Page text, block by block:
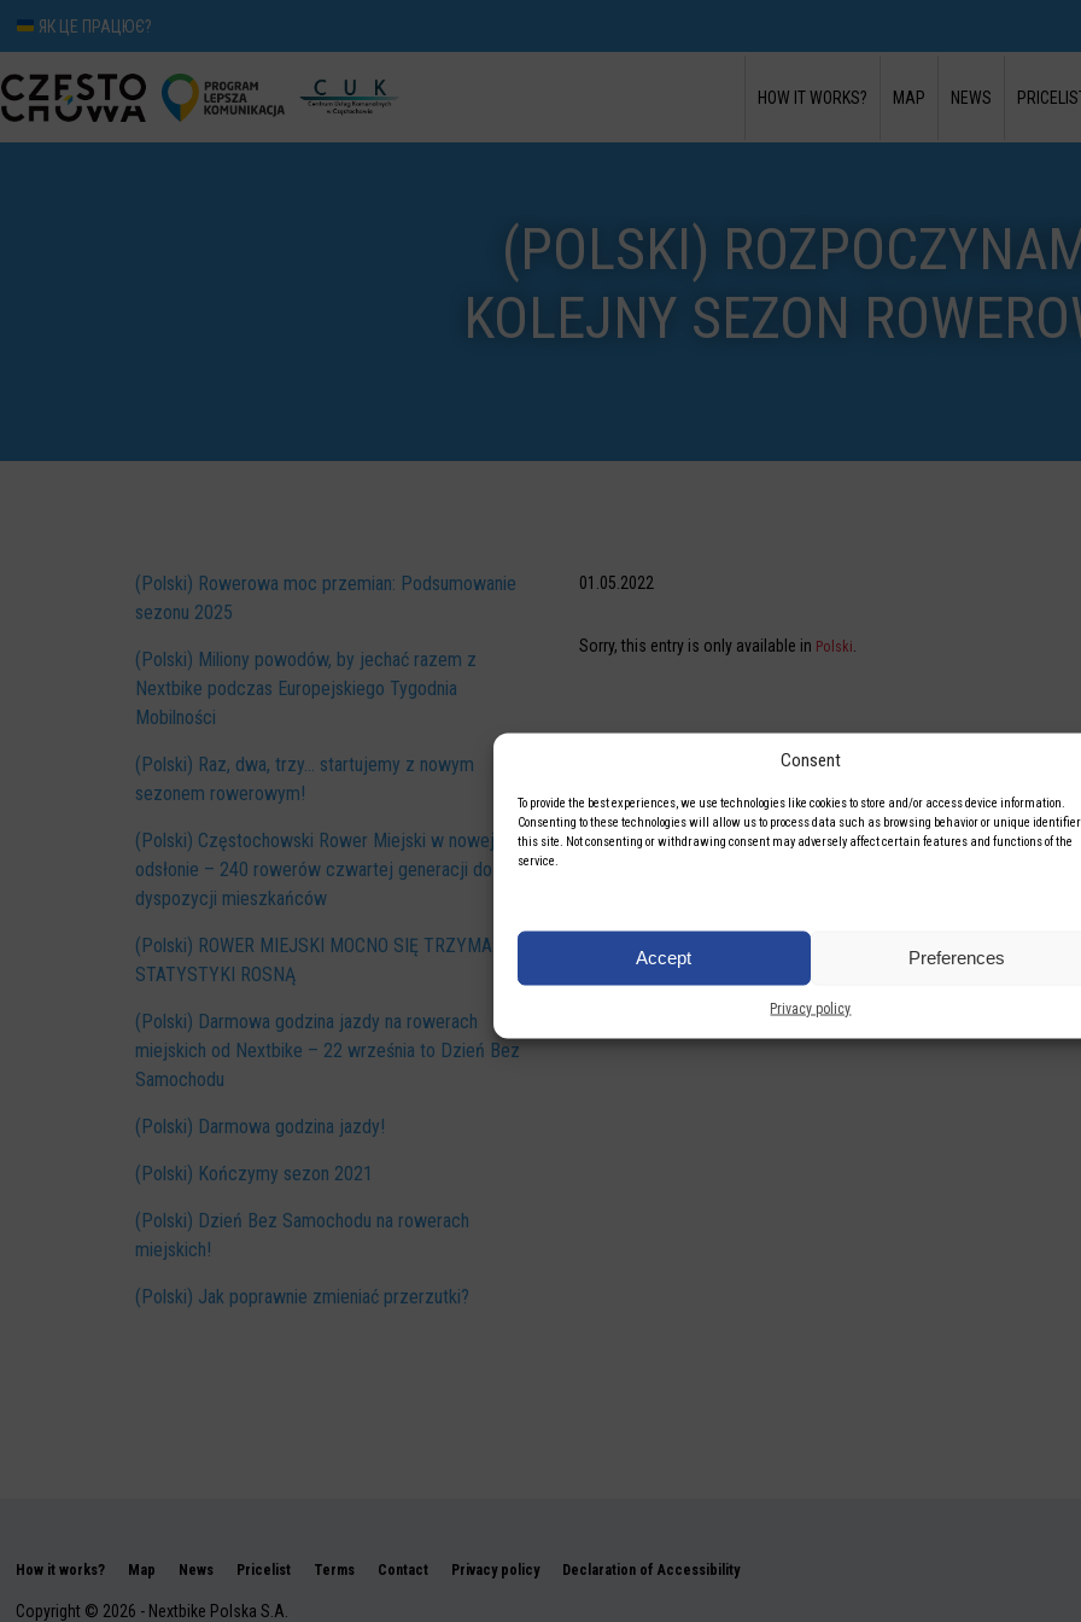
Consent
To provide the best experiences, we use technologies like cookies to store and/or access device information.
Consenting to these technologies will allow us to process data such as browsing behavior or unique
this site. Not consenting or withdrawing consent may adversely affect certain features and functions of the
service.
Accept Preferences
Privacy policy
ЯК ЦЕ ПРАЦЮЄ?
HOW IT WORKS? MAP NEWS
(POLSKI)
KOLEJNY SEZON
(Polski) Rowerowa moc przemian: Podsumowanie
sezonu 2025
(Polski) Miliony powodów, by jechać razem z
Nextbike podczas Europejskiego Tygodnia
Mobilności
(Polski) Raz, dwa, trzy… startujemy z nowym
sezonem rowerowym!
(Polski) Częstochowski Rower Miejski w nowej
odsłonie – 240 rowerów czwartej generacji do
dyspozycji mieszkańców
(Polski) ROWER MIEJSKI MOCNO SIĘ TRZYMA –
STATYSTYKI ROSNĄ
(Polski) Darmowa godzina jazdy na rowerach
miejskich od Nextbike – 22 września to Dzień Bez
Samochodu
(Polski) Darmowa godzina jazdy!
(Polski) Kończymy sezon 2021
(Polski) Dzień Bez Samochodu na rowerach
miejskich!
(Polski) Jak poprawnie zmieniać przerzutki?
01.05.2022
Sorry, this entry is only available in Polski
How it works? Map News Pricelist Terms Contact Privacy policy Declaration of Accessibility
Copyright © 2026 - Nextbike Polska S.A.